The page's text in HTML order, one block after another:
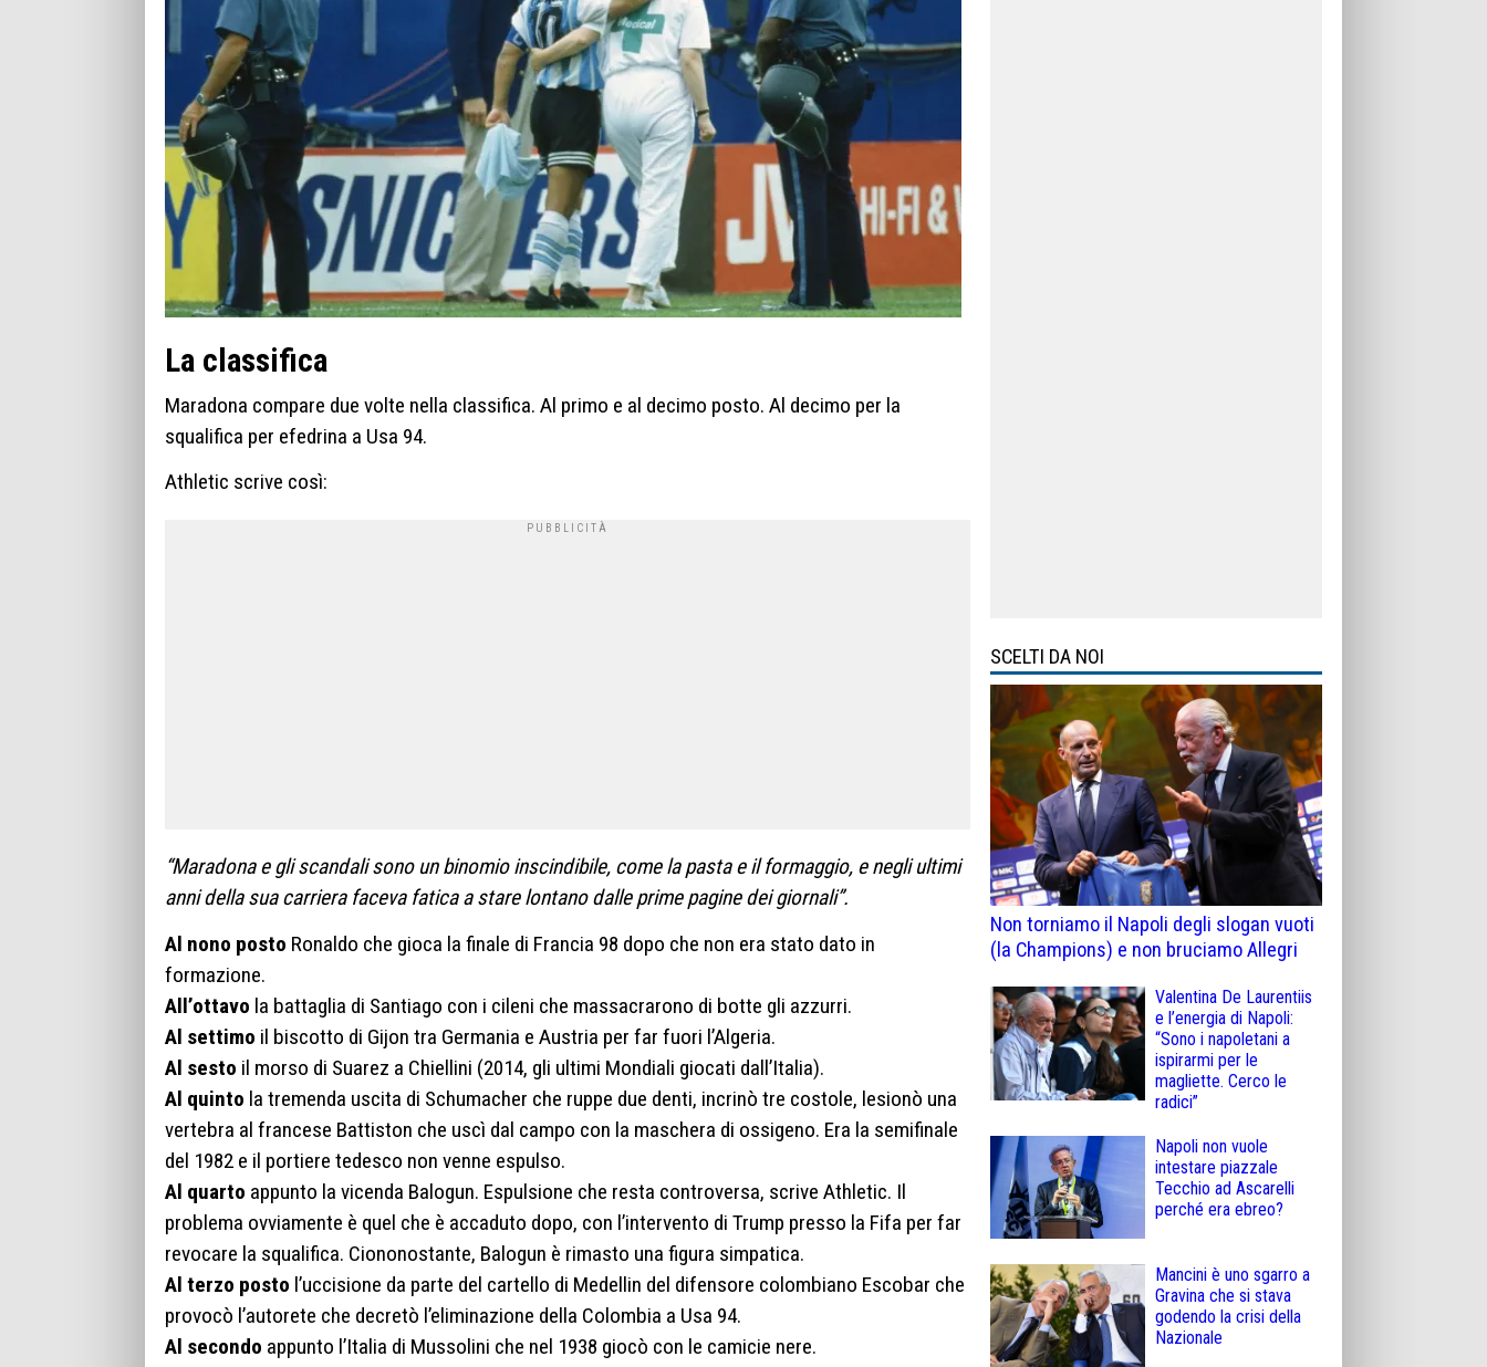
La classifica
Maradona compare due volte nella classifica. Al primo e al decimo posto. Al decimo per la
squalifica per efedrina a Usa 94.
Athletic scrive così:
“Maradona e gli scandali sono un binomio inscindibile, come la pasta e il formaggio, e negli ultimi
anni della sua carriera faceva fatica a stare lontano dalle prime pagine dei giornali”.
Al nono posto Ronaldo che gioca la finale di Francia 98 dopo che non era stato dato in
formazione.
All’ottavo la battaglia di Santiago con i cileni che massacrarono di botte gli azzurri.
Al settimo il biscotto di Gijon tra Germania e Austria per far fuori l’Algeria.
Al sesto il morso di Suarez a Chiellini (2014, gli ultimi Mondiali giocati dall’Italia).
Al quinto la tremenda uscita di Schumacher che ruppe due denti, incrinò tre costole, lesionò una
vertebra al francese Battiston che uscì dal campo con la maschera di ossigeno. Era la semifinale
del 1982 e il portiere tedesco non venne espulso.
Al quarto appunto la vicenda Balogun. Espulsione che resta controversa, scrive Athletic. Il
problema ovviamente è quel che è accaduto dopo, con l’intervento di Trump presso la Fifa per far
revocare la squalifica. Ciononostante, Balogun è rimasto una figura simpatica.
Al terzo posto l’uccisione da parte del cartello di Medellin del difensore colombiano Escobar che
provocò l’autorete che decretò l’eliminazione della Colombia a Usa 94.
Al secondo appunto l’Italia di Mussolini che nel 1938 giocò con le camicie nere.
SCELTI DA NOI
Non torniamo il Napoli degli slogan vuoti
(la Champions) e non bruciamo Allegri
Valentina De Laurentiis
e l’energia di Napoli:
“Sono i napoletani a
ispirarmi per le
magliette. Cerco le
radici”
Napoli non vuole
intestare piazzale
Tecchio ad Ascarelli
perché era ebreo?
Mancini è uno sgarro a
Gravina che si stava
godendo la crisi della
Nazionale